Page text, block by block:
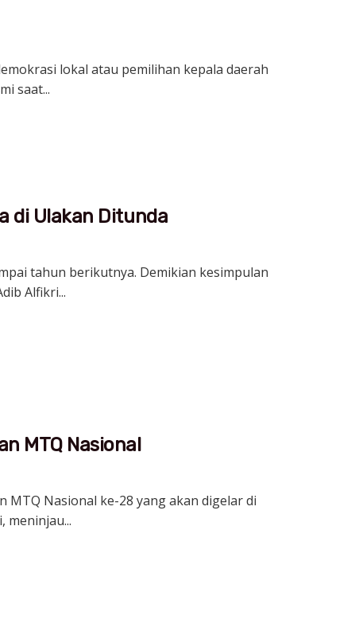
lokal atau pemilihan kepala daerah
saat...
di Ulakan Ditunda
tahun berikutnya. Demikian kesimpulan
Alfikri...
MTQ Nasional
MTQ Nasional ke-28 yang akan digelar di
meninjau...